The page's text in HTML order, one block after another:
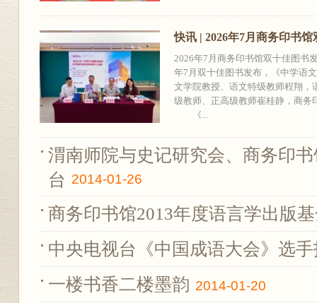
快讯 | 2026年7月商务印书
2026年7月商务印书馆双十佳
年7月双十佳图书发布，《中学语
文学院教授、语文特级教师程翔，
级教师、正高级教师崔桂静，商
《...
渭南师院与史记研究会、商务印
台 2014-01-26
商务印书馆2013年度语言学出版
中央电视台《中国成语大会》选
一楼书香二楼墨韵 2014-01-20